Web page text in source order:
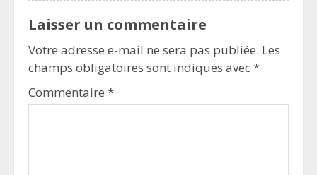
Laisser un commentaire
Votre adresse e-mail ne sera pas publiée. Les
champs obligatoires sont indiqués avec*
Commentaire *